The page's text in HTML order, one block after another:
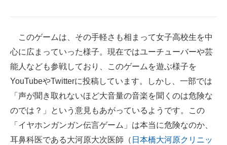
エネルギーの専門メディア
建設×テクノロジーの最前線
ちょっと気になるネットの話題
このゲームは、その手軽さも相まって女子高校生を中
心に広まっていった様子。現在ではユーチューバーや芸
能人なども参戦しており、このゲームを遊ぶ様子を
YouTubeやTwitterに投稿しています。しかし、一部では
「声が聞き取れないほど大音量の音楽を聞くのは危険な
のでは？」という意見もあがっているようです。この
「イヤホンガンガン伝言ゲーム」は本当に危険なのか、
耳鼻科医である大河原大次医師（ 日本橋大河原クリニッ